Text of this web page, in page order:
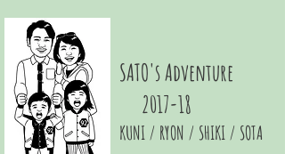
SATO's Adventure
2017-18
KUNI / RYON / SHIKI / SOTA